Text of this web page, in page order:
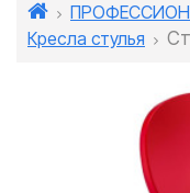
Кресла стулья